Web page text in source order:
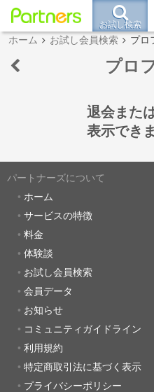
お試し検索
ホーム お試し会員検索 プロ
プロ
退会また
表示でき
パートナーズについて
ホーム
サービスの特徴
料金
体験談
お試し会員検索
会員データ
お知らせ
コミュニティガイドライン
利用規約
特定商取引法に基づく表示
プライバシーポリシー